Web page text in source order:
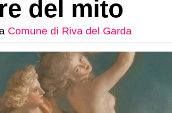
del mito
Comune di Riva del Garda